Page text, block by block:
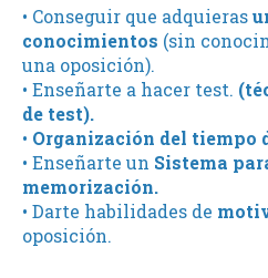
• Conseguir que adquieras
conocimientos (sin
una oposición).
• Enseñarte a hacer test.
de test).
• Organización del tiempo
• Enseñarte un Sistema
memorización.
• Darte habilidades de
oposición.